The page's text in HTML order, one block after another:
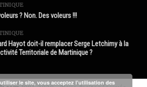
? Non. Des voleurs !!!
Hayot doit-il remplacer Serge Letchimy à la
Territoriale de Martinique ?
le site, vous acceptez l’utilisation des